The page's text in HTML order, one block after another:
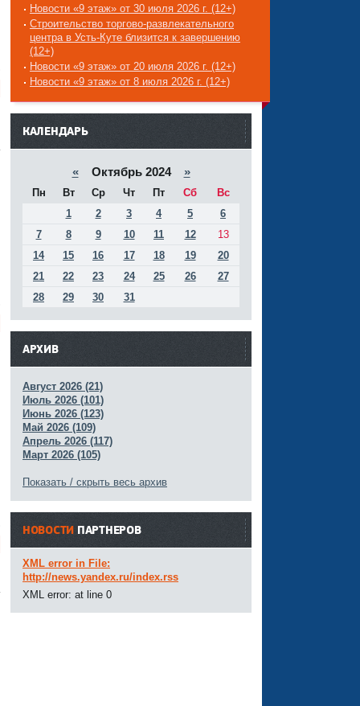
Новости «9 этаж» от 30 июля 2026 г. (12+)
Строительство торгово-развлекательного
центра в Усть-Куте близится к завершению
(12+)
Новости «9 этаж» от 20 июля 2026 г. (12+)
Новости «9 этаж» от 8 июля 2026 г. (12+)
------
КАЛЕНДАРЬ
«Октябрь 2024 »
Пн Вт Ср Чт Пт Сб
Вс
1
2 3 4 5
6
7
8 9 10 11 12
13
14
15 16 17 18 19
20
21
22 23 24 25 26
27
28
29 30 31
АРХИВ
Август 2026 (21)
Июль 2026 (101)
Июнь 2026 (123)
Май 2026 (109)
Апрель 2026 (117)
Март 2026 (105)
Показать / скрыть весь архив
НОВОСТИ ПАРТНЕРОВ
XML error in File:
http://news.yandex.ru/index.rss
XML error: at line 0